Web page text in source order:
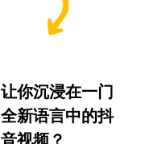
让你沉浸在一门
全新语言中的抖
音视频？